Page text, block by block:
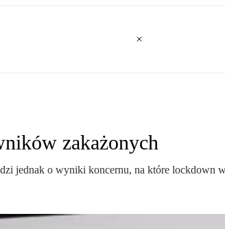
zakażonych
jednak o wyniki koncernu, na które lockdown